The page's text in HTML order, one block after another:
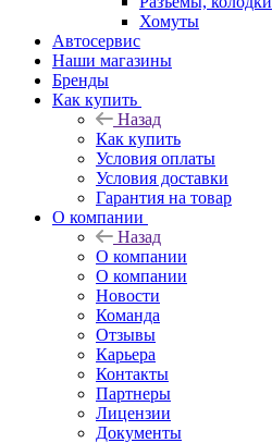
Хомуты
Автосервис
Наши магазины
Бренды
Как купить
Назад
Как купить
Условия оплаты
Условия доставки
Гарантия на товар
О компании
Назад
О компании
О компании
Новости
Команда
Отзывы
Карьера
Контакты
Партнеры
Лицензии
Документы